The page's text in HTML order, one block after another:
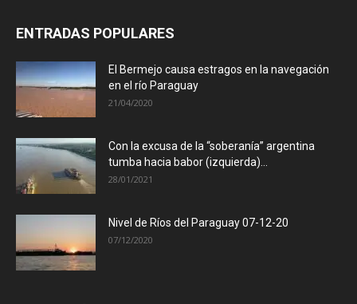
ENTRADAS POPULARES
El Bermejo causa estragos en la navegación
en el río Paraguay
21/04/2020
Con la excusa de la “soberanía” argentina
tumba hacia babor (izquierda)...
28/01/2021
Nivel de Ríos del Paraguay 07-12-20
07/12/2020